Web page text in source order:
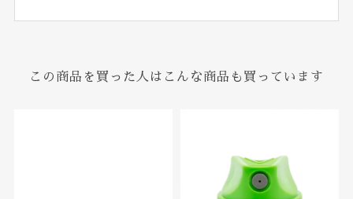
この商品を買った人はこんな商品も買っています